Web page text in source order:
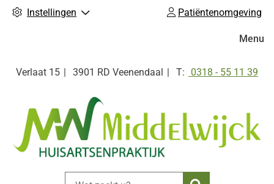
Instellingen Patiëntenomgeving
Verlaat 15 3901 RD Veenendaal Tel:
0318 - 55 11 39
Menu